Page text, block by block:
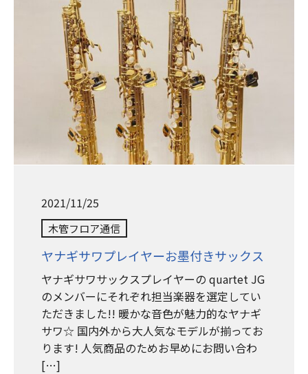
2021/11/25
木管フロア通信
ヤナギサワプレイヤーお墨付きサックス
ヤナギサワサックスプレイヤーの quartet JG
のメンバーにそれぞれ担当楽器を選定してい
ただきました!! 暖かな音色が魅力的なヤナギ
サワ☆ 国内外から大人気なモデルが揃ってお
ります! 人気商品のためお早めにお問い合わ
[…]